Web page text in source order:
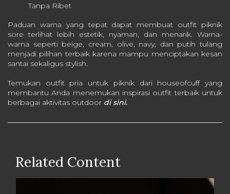
Tanpa Ribet
Paduan warna yang tepat dapat membuat outfit piknik
sore terlihat lebih estetik, nyaman, dan menarik. Warna-
warna seperti beige, cream, olive, navy, dan putih tulang
menjadi pilihan terbaik karena mampu menciptakan kesan
santai sekaligus stylish.
Temukan outfit pria untuk piknik dari houseofcuff yang
membantu Anda menemukan inspirasi outfit terbaik untuk
berbagai aktivitas outdoor di sini.
Related Content